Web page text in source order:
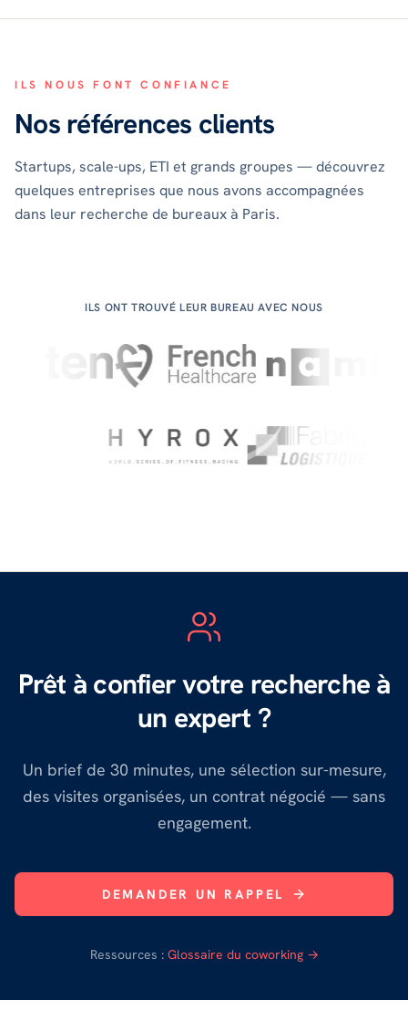
ILS NOUS FONT CONFIANCE
Nos références clients
Startups, scale-ups, ETI et grands groupes — découvrez
quelques entreprises que nous avons accompagnées
dans leur recherche de bureaux à Paris.
ILS ONT TROUVÉ LEUR BUREAU AVEC NOUS
Prêt à confier votre recherche à
un expert ?
Un brief de 30 minutes, une sélection sur-mesure,
des visites organisées, un contrat négocié — sans
engagement.
DEMANDER UN RAPPEL
Ressources : Glossaire du coworking →